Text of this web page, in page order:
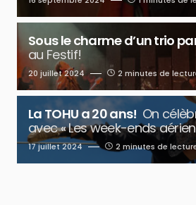
Sous le charme d’un trio
au Festif!
20 juillet 2024 2 minutes de
La TOHU a 20 ans! On
avec « Les week-ends
17 juillet 2024 2 minutes de